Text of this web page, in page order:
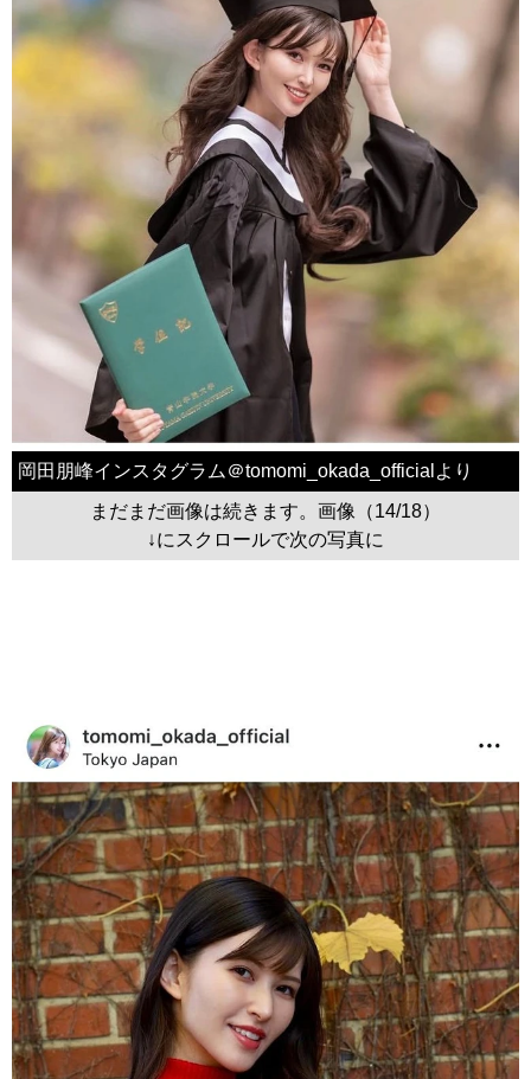
岡田朋峰インスタグラム＠tomomi_okada_officialより
まだまだ画像は続きます。画像（14/18）
↓にスクロールで次の写真に